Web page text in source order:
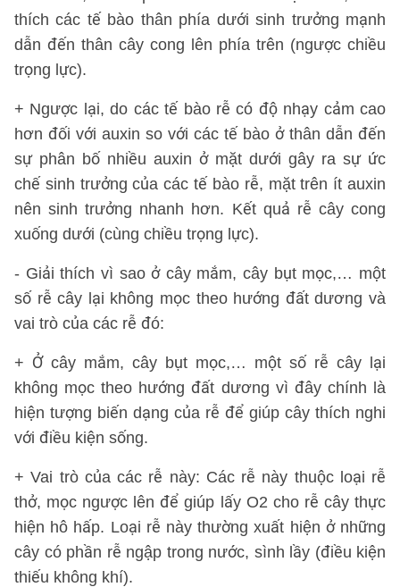
thích các tế bào thân phía dưới sinh trưởng mạnh
dẫn đến thân cây cong lên phía trên (ngược chiều
trọng lực).
+ Ngược lại, do các tế bào rễ có độ nhạy cảm cao
hơn đối với auxin so với các tế bào ở thân dẫn đến
sự phân bố nhiều auxin ở mặt dưới gây ra sự ức
chế sinh trưởng của các tế bào rễ, mặt trên ít auxin
nên sinh trưởng nhanh hơn. Kết quả rễ cây cong
xuống dưới (cùng chiều trọng lực).
- Giải thích vì sao ở cây mắm, cây bụt mọc,… một
số rễ cây lại không mọc theo hướng đất dương và
vai trò của các rễ đó:
+ Ở cây mắm, cây bụt mọc,… một số rễ cây lại
không mọc theo hướng đất dương vì đây chính là
hiện tượng biến dạng của rễ để giúp cây thích nghi
với điều kiện sống.
+ Vai trò của các rễ này: Các rễ này thuộc loại rễ
thở, mọc ngược lên để giúp lấy O2 cho rễ cây thực
hiện hô hấp. Loại rễ này thường xuất hiện ở những
cây có phần rễ ngập trong nước, sình lầy (điều kiện
thiếu không khí).